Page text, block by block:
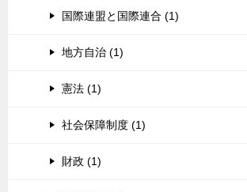
国際連盟と国際連合 (1)
地方自治 (1)
憲法 (1)
社会保障制度 (1)
財政 (1)